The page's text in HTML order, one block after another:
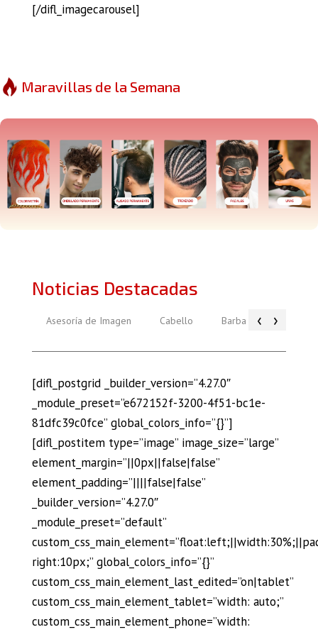
[/difl_imagecarousel]
Maravillas de la Semana
Noticias Destacadas
‹
Asesoría de Imagen Cabello Barba Piel
›
[difl_postgrid _builder_version=”4.27.0″
_module_preset=”e672152f-3200-4f51-bc1e-
81dfc39c0fce” global_colors_info=”{}”]
[difl_postitem type=”image” image_size=”large”
element_margin=”||0px||false|false”
element_padding=”||||false|false”
_builder_version=”4.27.0″
_module_preset=”default”
right:10px;” global_colors_info=”{}”
custom_css_main_element_last_edited=”on|tablet”
custom_css_main_element_tablet=”width: auto;”
custom_css_main_element_phone=”width: